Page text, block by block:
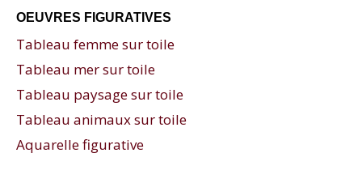
OEUVRES FIGURATIVES
Tableau femme sur toile
Tableau mer sur toile
Tableau paysage sur toile
Tableau animaux sur toile
Aquarelle figurative